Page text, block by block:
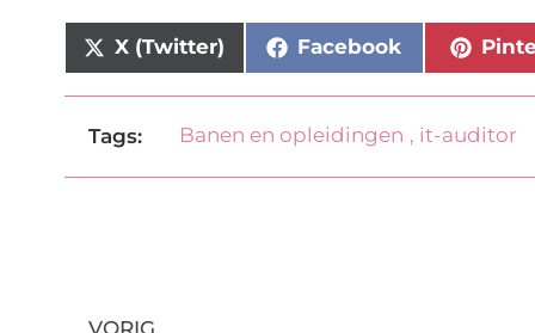
X (Twitter) Facebook
Tags: Banen en opleidingen , it-auditor
VORIG